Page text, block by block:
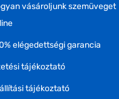
vásároljunk szemüveget
elégedettségi garancia
tájékoztató
tájékoztató